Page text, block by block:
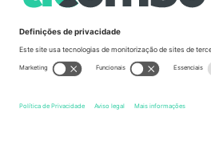
Escritórios Ticombo
Germany